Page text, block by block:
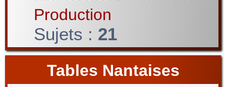
Production
Sujets : 21
Tables Nantaises